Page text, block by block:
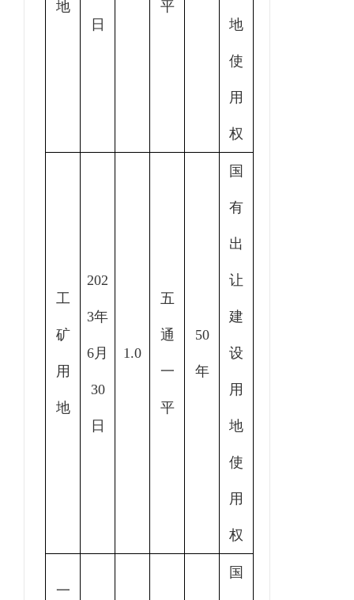
地
日
平
地
使
用
权
工
矿
用
地
202
3年
6月
30
日
1.0
五
通
一
平
50
年
国
有
出
让
建
设
用
地
使
用
权
一
国